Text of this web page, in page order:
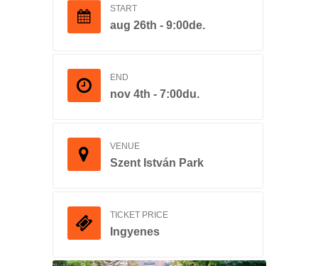
START
aug 26th - 9:00de.
END
nov 4th - 7:00du.
VENUE
Szent István Park
TICKET PRICE
Ingyenes